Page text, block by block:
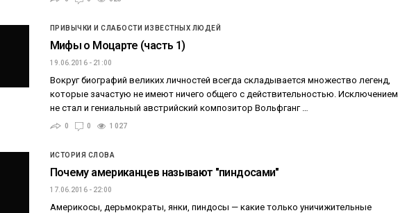
ПРИВЫЧКИ И СЛАБОСТИ ИЗВЕСТНЫХ ЛЮДЕЙ
Мифы о Моцарте (часть 1)
19.06.2016 - 21:00
Вокруг биографий великих личностей всегда складывается множество легенд,
которые зачастую не имеют ничего общего с действительностью. Исключением
не стал и гениальный австрийский композитор Вольфганг …
0 0 1 027
ИСТОРИЯ СЛОВА
Почему американцев называют "пиндосами"
17.06.2016 - 22:00
Америкосы, дерьмократы, янки, пиндосы — какие только уничижительные